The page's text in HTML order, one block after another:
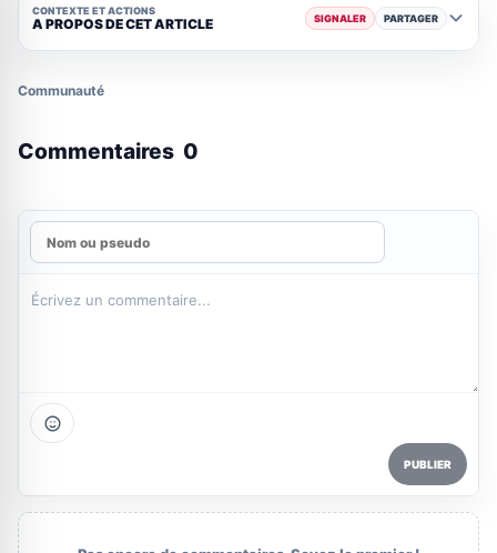
CONTEXTE ET ACTIONS
A PROPOS DE CET ARTICLE SIGNALER PARTAGER
Communauté
Commentaires 0
PUBLIER